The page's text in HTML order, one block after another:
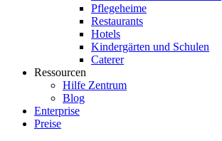
Pflegeheime
Restaurants
Hotels
Kindergärten und Schulen
Caterer
Ressourcen
Hilfe Zentrum
Blog
Enterprise
Preise